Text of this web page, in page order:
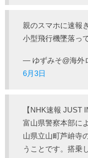
親のスマホに速報
小型飛行機墜落っ
— ゆずみそ@海外
6月3日
【NHK速報 JUST
富山県警察本部に
山県立山町芦峅寺
うことです。搭乗